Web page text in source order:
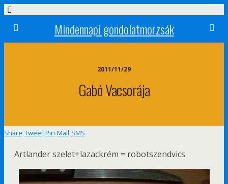
Mindennapi gondolatmorzsák
2011/11/29
Gabó Vacsorája
Share Tweet Pin Mail SMS
Artlander szelet+lazackrém = robotszendvics